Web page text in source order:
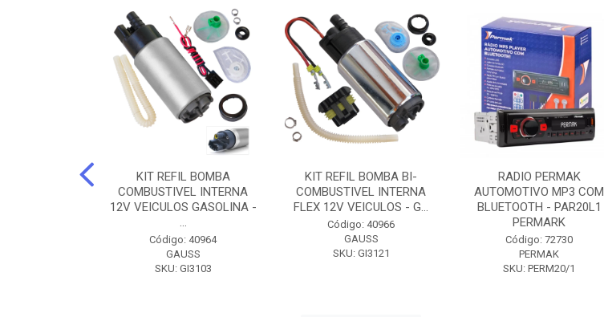
KIT REFIL BOMBA
COMBUSTIVEL INTERNA
12V VEICULOS GASOLINA -
...
Código: 40964
GAUSS
SKU: GI3103
KIT REFIL BOMBA BI-
COMBUSTIVEL INTERNA
FLEX 12V VEICULOS - G...
Código: 40966
GAUSS
SKU: GI3121
RADIO PERMAK
AUTOMOTIVO MP3 COM
BLUETOOTH - PAR20L1
PERMARK
Código: 72730
PERMAK
SKU: PERM20/1